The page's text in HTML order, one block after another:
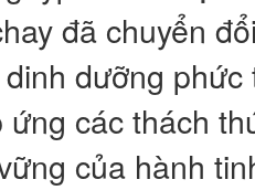
đã chuyển
dưỡng
các thách
của hành